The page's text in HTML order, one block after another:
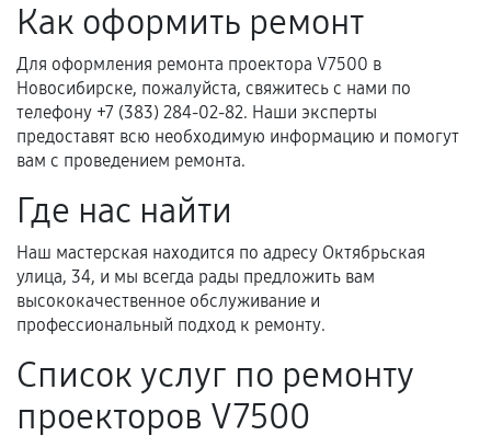
условия продления согласовываются отдельно и
фиксируются в документах.
Когда гарантия не действует
механические повреждения, попадание влаги,
Самостоятельный ремонт или вмешательство
третьих лиц.
предусмотрено отдельно.
Обращение после окончания гарантийного
срока.
Как оформить ремонт
Для оформления ремонта проектора V7500 в
Новосибирске, пожалуйста, свяжитесь с нами по
телефону +7 (383) 284-02-82. Наши эксперты
предоставят всю необходимую информацию и помогут
вам с проведением ремонта.
Где нас найти
Наш мастерская находится по адресу Октябрьская
улица, 34, и мы всегда рады предложить вам
высококачественное обслуживание и
профессиональный подход к ремонту.
Список услуг по ремонту
проекторов V7500